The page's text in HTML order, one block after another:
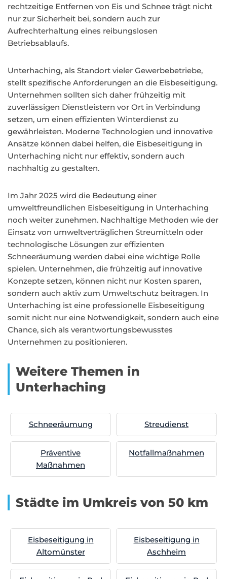
rechtzeitige Entfernen von Eis und Schnee trägt nicht
nur zur Sicherheit bei, sondern auch zur
Aufrechterhaltung eines reibungslosen
Betriebsablaufs.
Unterhaching, als Standort vieler Gewerbebetriebe,
stellt spezifische Anforderungen an die Eisbeseitigung.
Unternehmen sollten sich daher frühzeitig mit
zuverlässigen Dienstleistern vor Ort in Verbindung
setzen, um einen effizienten Winterdienst zu
gewährleisten. Moderne Technologien und innovative
Ansätze können dabei helfen, die Eisbeseitigung in
Unterhaching nicht nur effektiv, sondern auch
nachhaltig zu gestalten.
Im Jahr 2025 wird die Bedeutung einer
umweltfreundlichen Eisbeseitigung in Unterhaching
noch weiter zunehmen. Nachhaltige Methoden wie der
Einsatz von umweltverträglichen Streumitteln oder
technologische Lösungen zur effizienten
Schneeräumung werden dabei eine wichtige Rolle
spielen. Unternehmen, die frühzeitig auf innovative
Konzepte setzen, können nicht nur Kosten sparen,
sondern auch aktiv zum Umweltschutz beitragen. In
Unterhaching ist eine professionelle Eisbeseitigung
somit nicht nur eine Notwendigkeit, sondern auch eine
Chance, sich als verantwortungsbewusstes
Unternehmen zu positionieren.
Weitere Themen in
Unterhaching
Schneeräumung Streudienst
Präventive
Maßnahmen
Notfallmaßnahmen
Städte im Umkreis von 50 km
Eisbeseitigung in
Altomünster
Eisbeseitigung in
Aschheim